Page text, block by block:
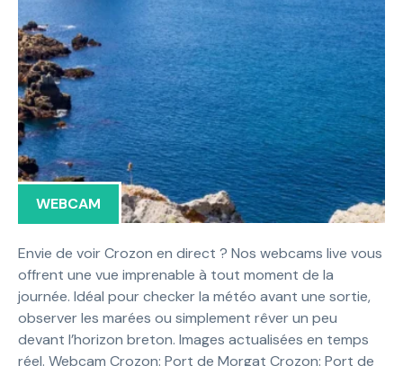
WEBCAM
Envie de voir Crozon en direct ? Nos webcams live vous
offrent une vue imprenable à tout moment de la
journée. Idéal pour checker la météo avant une sortie,
observer les marées ou simplement rêver un peu
devant l’horizon breton. Images actualisées en temps
réel. Webcam Crozon: Port de Morgat Crozon: Port de